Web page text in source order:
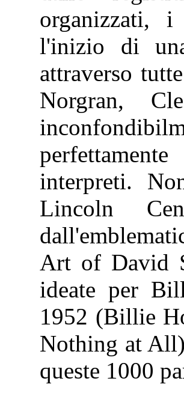
organizzati,
l'inizio di
attraverso
Norgran,
interpreti.
Lincoln
Art of David
ideate per
1952 (Billie
Nothing at
queste 1000